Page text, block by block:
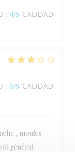
: 4/5 CALIDAD
: 3/5 CALIDAD
, moules
général